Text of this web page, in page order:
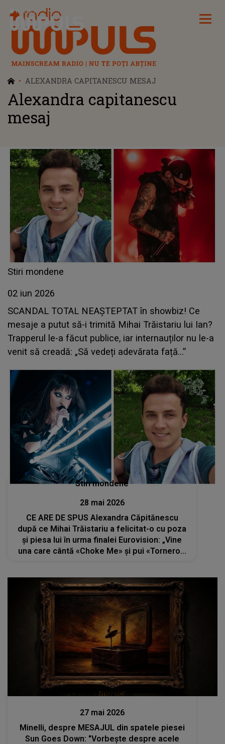
Radio Impuls
ALEXANDRA CAPITANESCU MESAJ
Alexandra capitanescu
mesaj
Stiri mondene
02 iun 2026
SCANDAL TOTAL NEAȘTEPTAT în showbiz! Ce
mesaje a putut să-i trimită Mihai Trăistariu lui Ian?
Trapperul le-a făcut publice, iar internauților nu le-a
venit să creadă: „Să vedeți adevărata față...”
Stiri mondene
28 mai 2026
CE ARE DE SPUS Alexandra Căpitănescu
după ce Mihai Trăistariu a felicitat-o cu poza
și piesa lui în urma finalei Eurovision: „Vine
una care cântă «Choke Me» și pui «Tornero».
Lansări muzicale
27 mai 2026
Minelli, despre MESAJUL din spatele piesei
Sun Goes Down: "Vorbește despre acele